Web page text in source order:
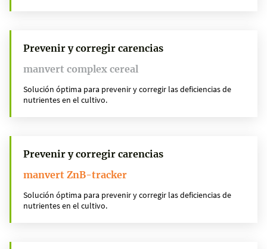
Prevenir y corregir carencias
manvert complex cereal
Solución óptima para prevenir y corregir las deficiencias de
nutrientes en el cultivo.
Prevenir y corregir carencias
manvert ZnB-tracker
Solución óptima para prevenir y corregir las deficiencias de
nutrientes en el cultivo.